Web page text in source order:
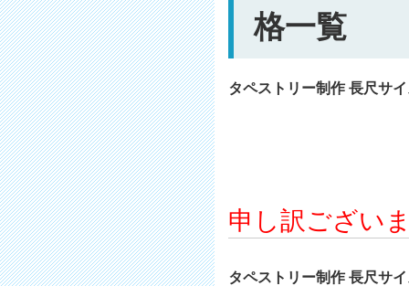
格一覧
タペストリー制作 長尺サ
申し訳ござい
タペストリー制作 長尺サ